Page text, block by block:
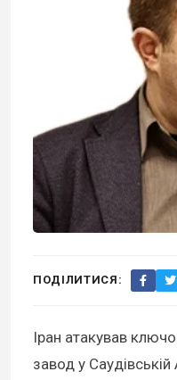
ПОДІЛИТИСЯ:
Іран атакував
завод у Саудівській